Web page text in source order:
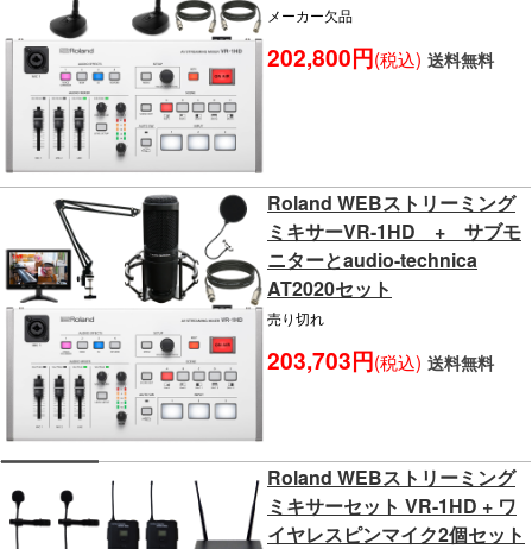
メーカー欠品
202,800円(税込) 送料無料
Roland WEBストリーミング
ミキサーVR-1HD + サブモ
ニターとaudio-technica
AT2020セット
売り切れ
203,703円(税込) 送料無料
Roland WEBストリーミング
ミキサーセット VR-1HD + ワ
イヤレスピンマイク2個セット